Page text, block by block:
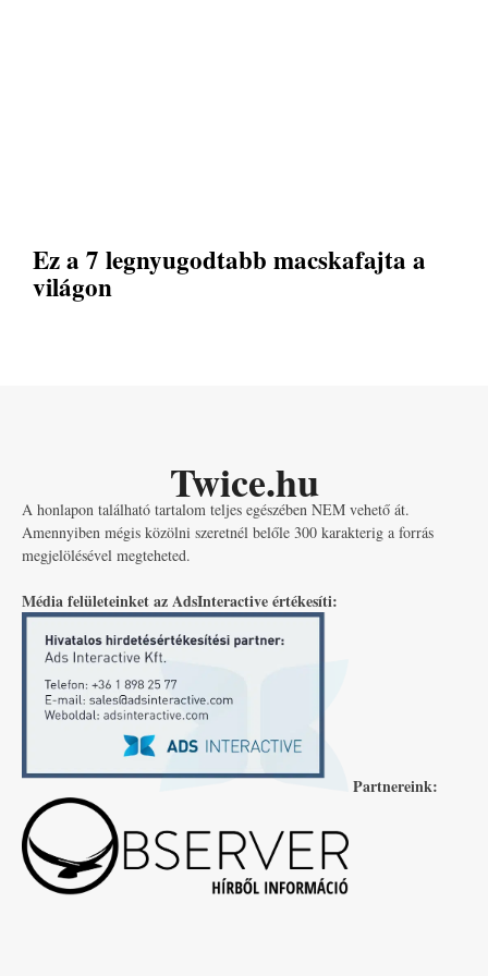
Ez a 7 legnyugodtabb macskafajta a
világon
Twice.hu
A honlapon található tartalom teljes egészében NEM vehető át.
Amennyiben mégis közölni szeretnél belőle 300 karakterig a forrás
megjelölésével megteheted.
Média felületeinket az AdsInteractive értékesíti:
Partnereink: